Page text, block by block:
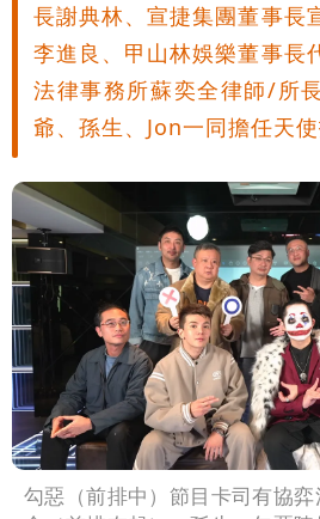
＋限居
UNIQLO涼感衣不涼
號」藏玄機
國家隊戰績！投資
總帳一次掀翻
70歲姜厚任攜小2輪
超Man
駐英台北代表處徵
內容讓人看傻
白海豚明恐海警！全
到紫爆」
疑「破百間日租套
說話了
長謝典林、宣捷集團董事長
李進良、甲山林娛樂董事長
法律事務所蘇奕全律師/所
爺、孫生、Jon一同擔任天使
勾惡（前排中）節目卡司有協